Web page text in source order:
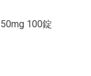
100錠